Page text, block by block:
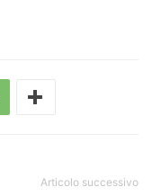
Articolo successivo